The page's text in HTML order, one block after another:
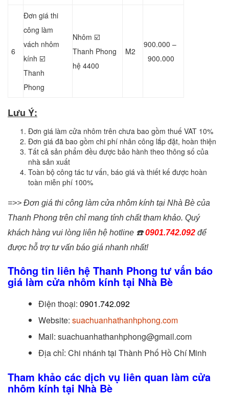
6
Đơn giá thi
công làm
vách nhôm
kính ☑️
Thanh
Phong
Nhôm ☑️
Thanh Phong
hệ 4400
M2
900.000 –
900.000
Lưu Ý:
Đơn giá làm cửa nhôm trên chưa bao gồm thuế VAT 10%
Đơn giá đã bao gồm chi phí nhân công lắp đặt, hoàn thiện
Tất cả sản phẩm đều được bảo hành theo thông số của
nhà sản xuất
Toàn bộ công tác tư vấn, báo giá và thiết kế được hoàn
toàn miễn phí 100%
=>> Đơn giá thi công làm cửa nhôm kính tại Nhà Bè của
Thanh Phong trên chỉ mang tính chất tham khảo. Quý
khách hàng vui lòng liên hệ hotline ☎️0901.742.092 để
được hỗ trợ tư vấn báo giá nhanh nhất!
Thông tin liên hệ Thanh Phong tư vấn báo
giá làm cửa nhôm kính tại Nhà Bè
Điện thoại: 0901.742.092
Website: suachuanhathanhphong.com
Mail: suachuanhathanhphong@gmail.com
Địa chỉ: Chi nhánh tại Thành Phố Hồ Chí Minh
Tham khảo các dịch vụ liên quan làm cửa
nhôm kính tại Nhà Bè